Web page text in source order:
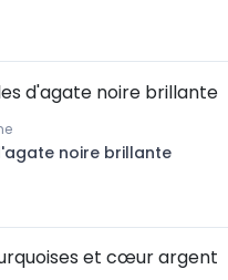
noire brillante